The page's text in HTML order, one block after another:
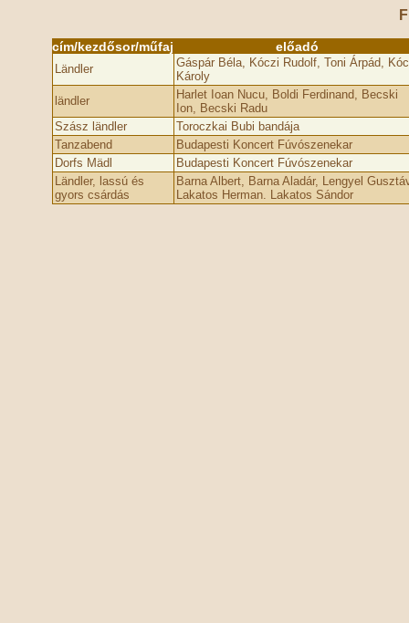
cím/kezdősor/műfaj előadó
Ländler
Gáspár Béla, Kóczi Rudolf, Toni Árpád,
Károly
ländler
Harlet Ioan Nucu, Boldi Ferdinand, Becski
Ion, Becski Radu
Szász ländler
Toroczkai Bubi bandája
Tanzabend
Budapesti Koncert Fúvószenekar
Dorfs Mädl
Budapesti Koncert Fúvószenekar
Ländler, lassú és
gyors csárdás
Barna Albert, Barna Aladár, Lengyel
Lakatos Herman. Lakatos Sándor